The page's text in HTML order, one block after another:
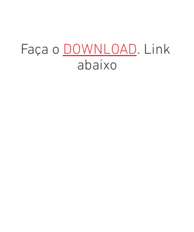
Faça o DOWNLOAD. Link
abaixo